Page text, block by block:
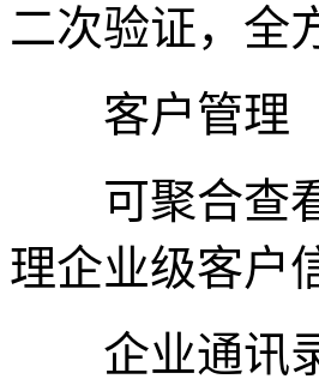
二次验证，全
客户管理
可聚合查看
理企业级客户
企业通讯